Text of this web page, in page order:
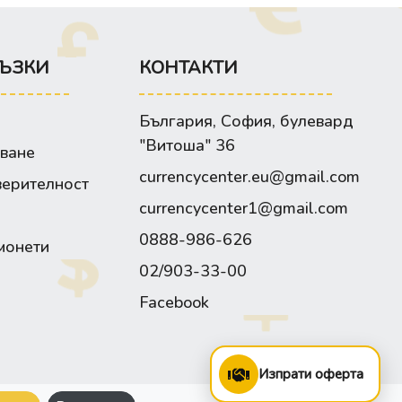
КОНТАКТИ
България, София, булевард
"Витоша" 36
currencycenter.eu@gmail.com
currencycenter1@gmail.com
0888-986-626
02/903-33-00
Facebook
Изпрати оферта